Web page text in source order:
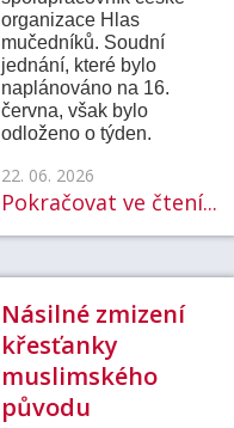
organizace Hlas
mučedníků. Soudní
jednání, které bylo
naplánováno na 16.
června, však bylo
odloženo o týden.
22. 06. 2026
Pokračovat ve čtení...
Násilné zmizení
křesťanky
muslimského
původu